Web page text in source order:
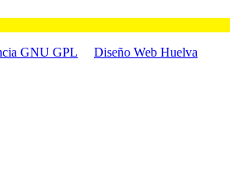
GNU GPL
Diseño Web Huelva